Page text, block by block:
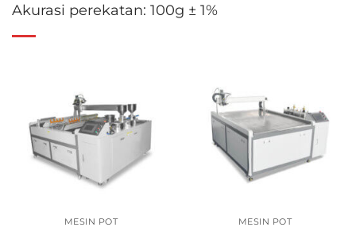
Akurasi perekatan: 100g ± 1%
MESIN POT MESIN POT